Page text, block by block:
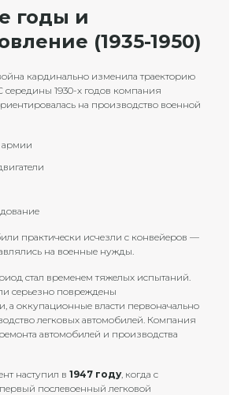
годы и
(1935-1950)
кардинально изменила траекторию
середины 1930-х годов компания
на производство военной
армии
практически исчезли с конвейеров —
на военные нужды.
стал временем тяжелых испытаний.
серьезно повреждены
а оккупационные власти первоначально
легковых автомобилей. Компания
автомобилей и производства
наступил в 1947 году, когда с
послевоенный легковой